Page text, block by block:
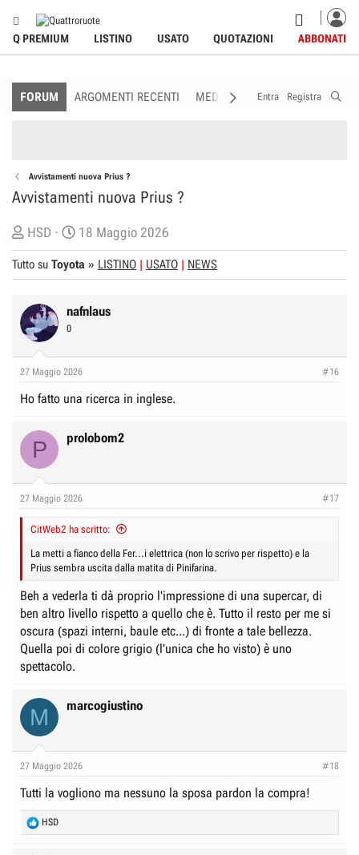
Q PREMIUM LISTINO USATO QUOTAZIONI ABBONATI
FORUM ARGOMENTI RECENTI MEDIA MEMBRI
Entra Registra
Avvistamenti nuova Prius ?
Avvistamenti nuova Prius ?
C
r
e
t
o
e
i
u
s
s
n
HSD
D
a
t
d
n
z
o
18 Maggio 2026
Tutto su Toyota » LISTINO USATO NEWS
nafnlaus
0
27 Maggio 2026 #16
Ho fatto una ricerca in inglese.
P prolobom2
27 Maggio 2026 #17
CitWeb2 ha scritto:
La metti a fianco della Fer...i elettrica (non lo scrivo per rispetto) e la
Prius sembra uscita dalla matita di Pinifarina.
Beh a vederla ti dà proprio l'impressione di una supercar, di
ben altro livello rispetto a quello che è. Tutto il resto per me si
oscura (spazi interni, baule etc...) di fronte a tale bellezza.
Quella poi di colore grigio (l'unica che ho visto) è uno
spettacolo.
M marcogiustino
27 Maggio 2026 #18
Tutti la vogliono ma nessuno la sposa pardon la compra!
R
e
HSD